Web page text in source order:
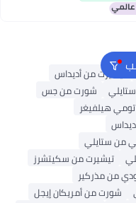
من أديداس
شورت من جس
من سكيتشرز
من أمريكان إيجل